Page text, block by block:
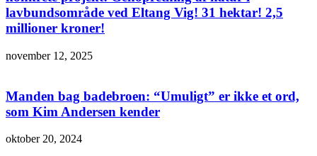
lavbundsområde ved Eltang Vig! 31 hektar! 2,5
millioner kroner!
november 12, 2025
Manden bag badebroen: “Umuligt” er ikke et ord,
som Kim Andersen kender
oktober 20, 2024